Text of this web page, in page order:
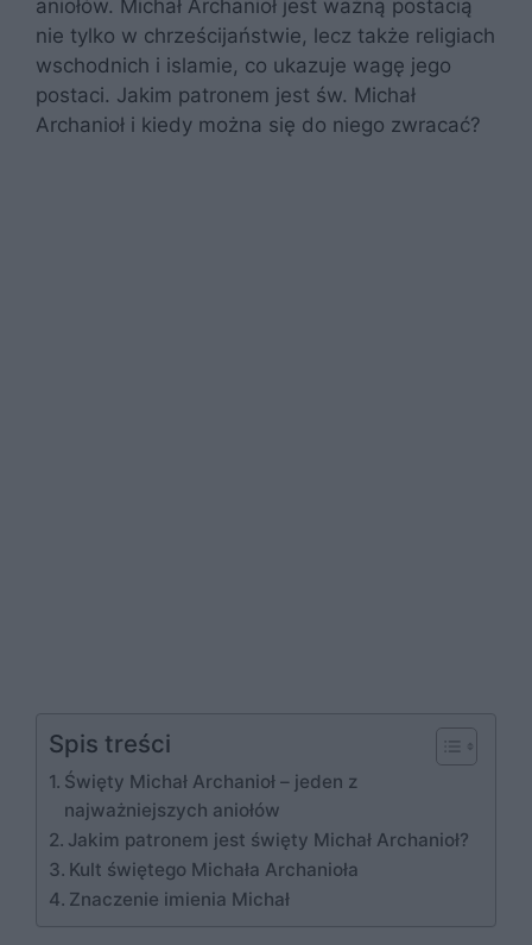
aniołów. Michał Archanioł jest ważną postacią
nie tylko w chrześcijaństwie, lecz także religiach
wschodnich i islamie, co ukazuje wagę jego
postaci. Jakim patronem jest św. Michał
Archanioł i kiedy można się do niego zwracać?
Spis treści
Święty Michał Archanioł – jeden z
najważniejszych aniołów
Jakim patronem jest święty Michał Archanioł?
Kult świętego Michała Archanioła
Znaczenie imienia Michał